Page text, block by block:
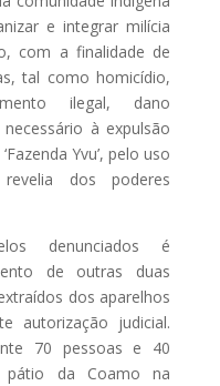
e integrar milícia
com a finalidade de
tal como homicídio,
ilegal, dano
à expulsão
Yvu’, pelo uso
dos poderes
denunciados é
de outras duas
dos aparelhos
autorização judicial.
70 pessoas e 40
pátio da Coamo na